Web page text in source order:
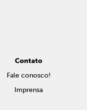
Contato
Fale conosco!
Imprensa